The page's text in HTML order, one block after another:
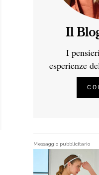
Il
I
esperienze
Messaggio pubblicitario